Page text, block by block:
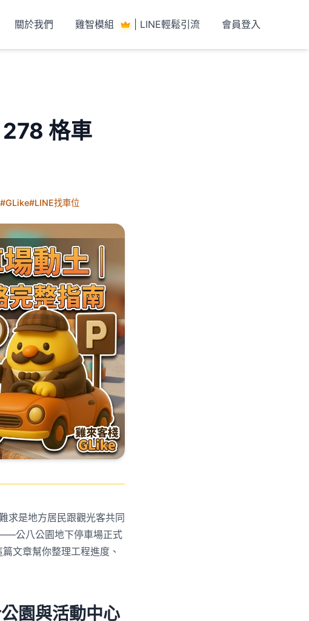
關於我們 雞智模組 | LINE輕鬆引流 會員登入
格車
#GLike#LINE找車位
求是地方居民跟觀光客共同
公八公園地下停車場正式
文章幫你整理工程進度、
園與活動中心